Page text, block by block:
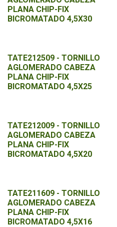
PLANA CHIP-FIX
BICROMATADO 4,5X30
TATE212509 - TORNILLO
AGLOMERADO CABEZA
PLANA CHIP-FIX
BICROMATADO 4,5X25
TATE212009 - TORNILLO
AGLOMERADO CABEZA
PLANA CHIP-FIX
BICROMATADO 4,5X20
TATE211609 - TORNILLO
AGLOMERADO CABEZA
PLANA CHIP-FIX
BICROMATADO 4,5X16